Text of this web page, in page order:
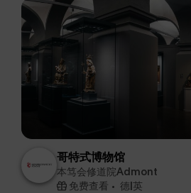
哥特式博物馆
本笃会修道院Admont
免费查看
德|英